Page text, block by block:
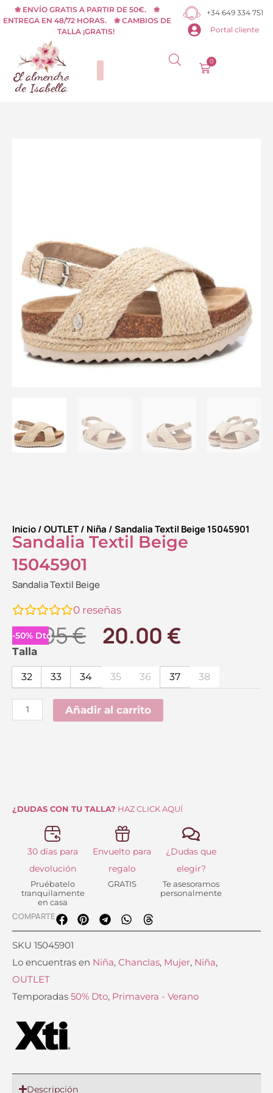
al
contenido
❀ ENVÍO GRATIS A PARTIR DE 50€. ❀
ENTREGA EN 48/72 HORAS. ❀ CAMBIOS DE
TALLA ¡GRATIS!
+34 649 334 751
Portal cliente
0
Carrito
Inicio/OUTLET/ Niña / Sandalia Textil Beige 15045901
Sandalia Textil Beige
15045901
Sandalia Textil Beige
0 reseñas
-50% Dto.
39.95€ El
original
era:
39.95 €.
20.00 €El
actual
Talla
32 33 34 35 36 37 38
Sandalia
Textil
Beige
15045901
cantidad
Añadir al carrito
¿DUDAS CON TU TALLA? HAZ CLICK AQUÍ
30 días para
devolución
Pruébatelo
tranquilamente
en casa
Envuelto para
regalo
GRATIS
¿Dudas que
elegir?
Te asesoramos
personalmente
COMPARTE
SKU 15045901
Lo encuentras en Niña, Chanclas, Mujer, Niña,
OUTLET
Temporadas 50% Dto, Primavera - Verano
Descripción